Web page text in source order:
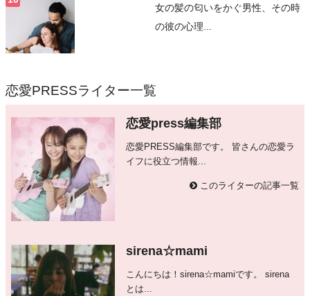
女の髪の匂いをかぐ男性、その時
の彼の心理...
恋愛PRESSライター一覧
恋愛press編集部
恋愛PRESS編集部です。 皆さんの恋愛ラ
イフに役立つ情報...
このライターの記事一覧
sirena☆mami
こんにちは！sirena☆mamiです。 sirena
とは...